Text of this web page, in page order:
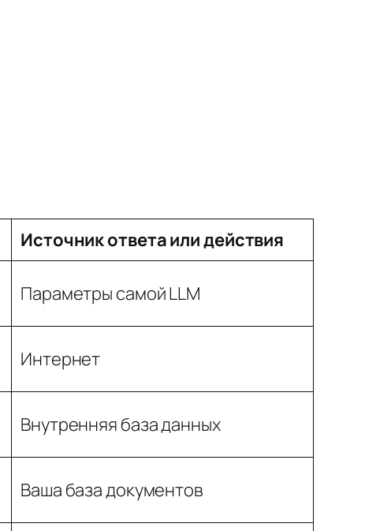
Источник ответа или действия
Параметры самой LLM
Интернет
Внутренняя база данных
Ваша база документов